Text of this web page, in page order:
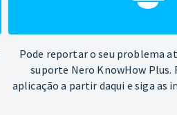
Pode reportar o seu problema
suporte Nero KnowHow Plus.
aplicação a partir daqui e siga as